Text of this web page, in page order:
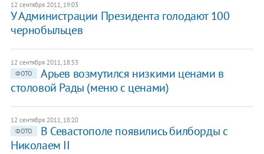
12 сентября 2011, 19:03
У Администрации Президента голодают 100
чернобыльцев
12 сентября 2011, 18:53
ФОТО
Арьев возмутился низкими ценами в
столовой Рады (меню с ценами)
12 сентября 2011, 18:20
ФОТО
В Севастополе появились билборды с
Николаем II